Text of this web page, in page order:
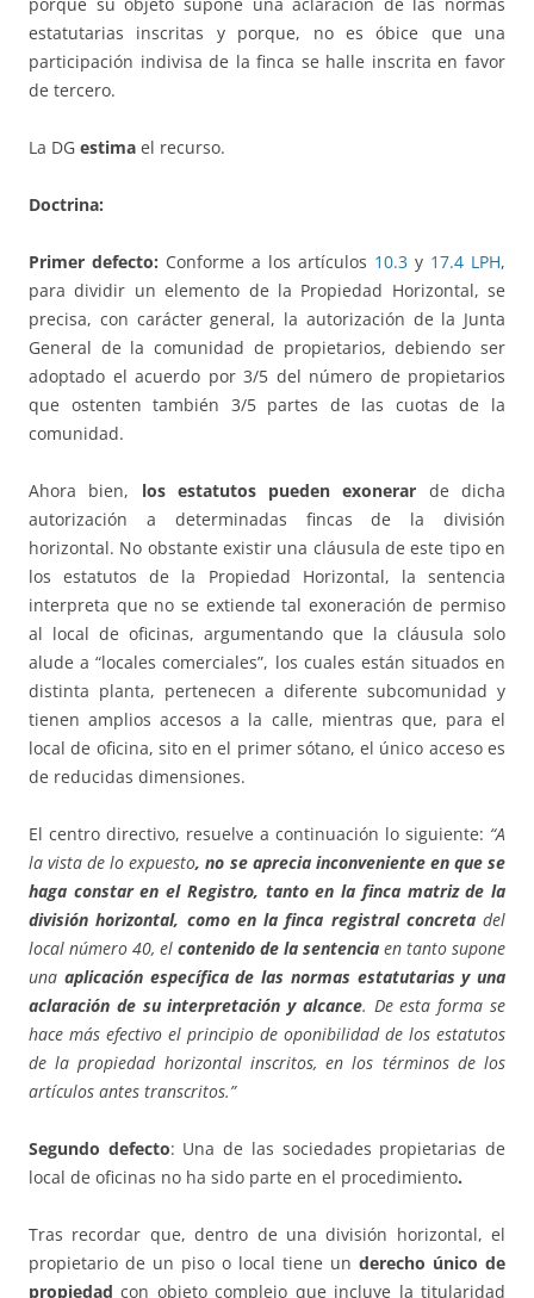
porque su objeto supone una aclaración de las normas
estatutarias inscritas y porque, no es óbice que una
participación indivisa de la finca se halle inscrita en favor
de tercero.
La DG estima el recurso.
Doctrina:
Primer defecto: Conforme a los artículos 10.3 y 17.4 LPH,
para dividir un elemento de la Propiedad Horizontal, se
precisa, con carácter general, la autorización de la Junta
General de la comunidad de propietarios, debiendo ser
adoptado el acuerdo por 3/5 del número de propietarios
que ostenten también 3/5 partes de las cuotas de la
comunidad.
Ahora bien, los estatutos pueden exonerar de dicha
autorización a determinadas fincas de la división
horizontal. No obstante existir una cláusula de este tipo en
los estatutos de la Propiedad Horizontal, la sentencia
interpreta que no se extiende tal exoneración de permiso
al local de oficinas, argumentando que la cláusula solo
alude a “locales comerciales”, los cuales están situados en
distinta planta, pertenecen a diferente subcomunidad y
tienen amplios accesos a la calle, mientras que, para el
local de oficina, sito en el primer sótano, el único acceso es
de reducidas dimensiones.
El centro directivo, resuelve a continuación lo siguiente: “A
la vista de lo expuesto, no se aprecia inconveniente en que se
haga constar en el Registro, tanto en la finca matriz de la
división horizontal, como en la finca registral concretadel
local número 40, el contenido de la sentencia en tanto supone
una aplicación específica de las normas estatutarias y una
aclaración de su interpretación y alcance. De esta forma se
hace más efectivo el principio de oponibilidad de los estatutos
de la propiedad horizontal inscritos, en los términos de los
artículos antes transcritos.”
Segundo defecto: Una de las sociedades propietarias de
local de oficinas no ha sido parte en el procedimiento.
Tras recordar que, dentro de una división horizontal, el
propietario de un piso o local tiene un derecho único de
propiedad con objeto complejo que incluye la titularidad